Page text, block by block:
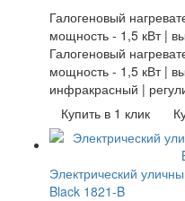
Галогеновый
мощность - 1,5 кВт |
Галогеновый
мощность - 1,5 кВт |
инфракрасный |
Купить в 1 клик
Электрический
Black 1821-B